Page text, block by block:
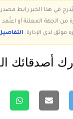
في هذا الخبر رابط مصدر
من الجهة المعلنة أو
موثق لدى الإدارة.
أصدقائك